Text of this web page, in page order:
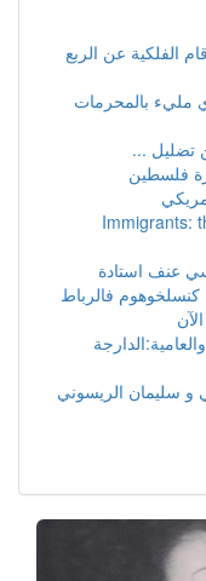
الفلكية عن الربع
مليء بالمحرمات
تضليل ...
فلسطين
Immigrants:
عنف استادة
كنسلخوهوم فالرباط
و سليمان الريسوني